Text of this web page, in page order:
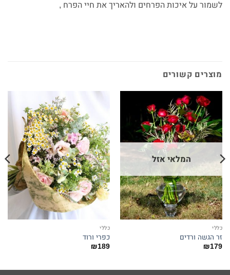
לשמור על איכות הפרחים ולהאריך את חיי הפרח ,
מוצרים קשורים
המלאי אזל
כללי
זר הגשה ורדים
₪179
כללי
כפרי ורוד
₪189